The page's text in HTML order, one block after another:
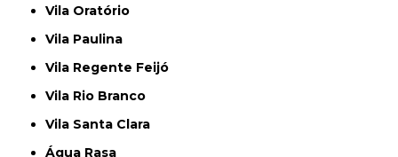
Vila Oratório
Vila Paulina
Vila Regente Feijó
Vila Rio Branco
Vila Santa Clara
Água Rasa